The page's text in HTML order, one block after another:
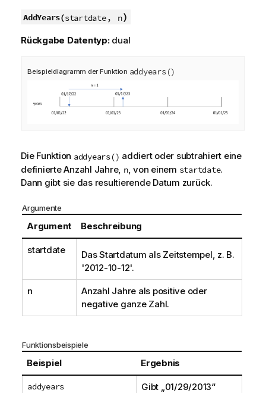
AddYears(startdate, n)
Rückgabe Datentyp: dual
Beispieldiagramm der Funktion addyears()
Die Funktion addyears() addiert oder subtrahiert eine
definierte Anzahl Jahre, n, von einem startdate.
Dann gibt sie das resultierende Datum zurück.
Argumente
Argument Beschreibung
startdate
Das Startdatum als Zeitstempel, z. B.
'2012-10-12'.
n
Anzahl Jahre als positive oder
negative ganze Zahl.
Funktionsbeispiele
Beispiel Ergebnis
addyears
Gibt „01/29/2013“